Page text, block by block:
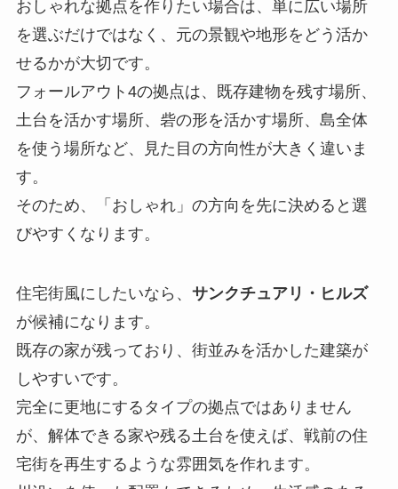
おしゃれな拠点を作りたい場合は、単に広い場所
を選ぶだけではなく、元の景観や地形をどう活か
せるかが大切です。
フォールアウト4の拠点は、既存建物を残す場所、
土台を活かす場所、砦の形を活かす場所、島全体
を使う場所など、見た目の方向性が大きく違いま
す。
そのため、「おしゃれ」の方向を先に決めると選
びやすくなります。
住宅街風にしたいなら、 サンクチュアリ・ヒルズ
が候補になります。
既存の家が残っており、街並みを活かした建築が
しやすいです。
完全に更地にするタイプの拠点ではありません
が、解体できる家や残る土台を使えば、戦前の住
宅街を再生するような雰囲気を作れます。